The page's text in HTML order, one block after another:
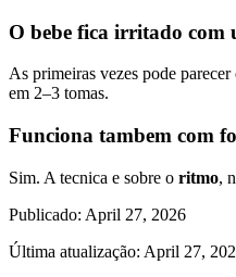
O bebe fica irritado com
As primeiras vezes pode
em 2–3 tomas.
Funciona tambem com
Sim. A tecnica e sobre o ritmo,
Publicado: April 27, 2026
Última atualização: April 27,